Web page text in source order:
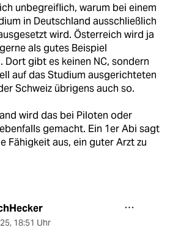
unbegreiflich, warum bei einem
in Deutschland ausschließlich
wird. Österreich wird ja
als gutes Beispiel
Dort gibt es keinen NC, sondern
auf das Studium ausgerichteten
Schweiz übrigens auch so.
wird das bei Piloten oder
gemacht. Ein 1er Abi sagt
Fähigkeit aus, ein guter Arzt zu
, 18:51 Uhr